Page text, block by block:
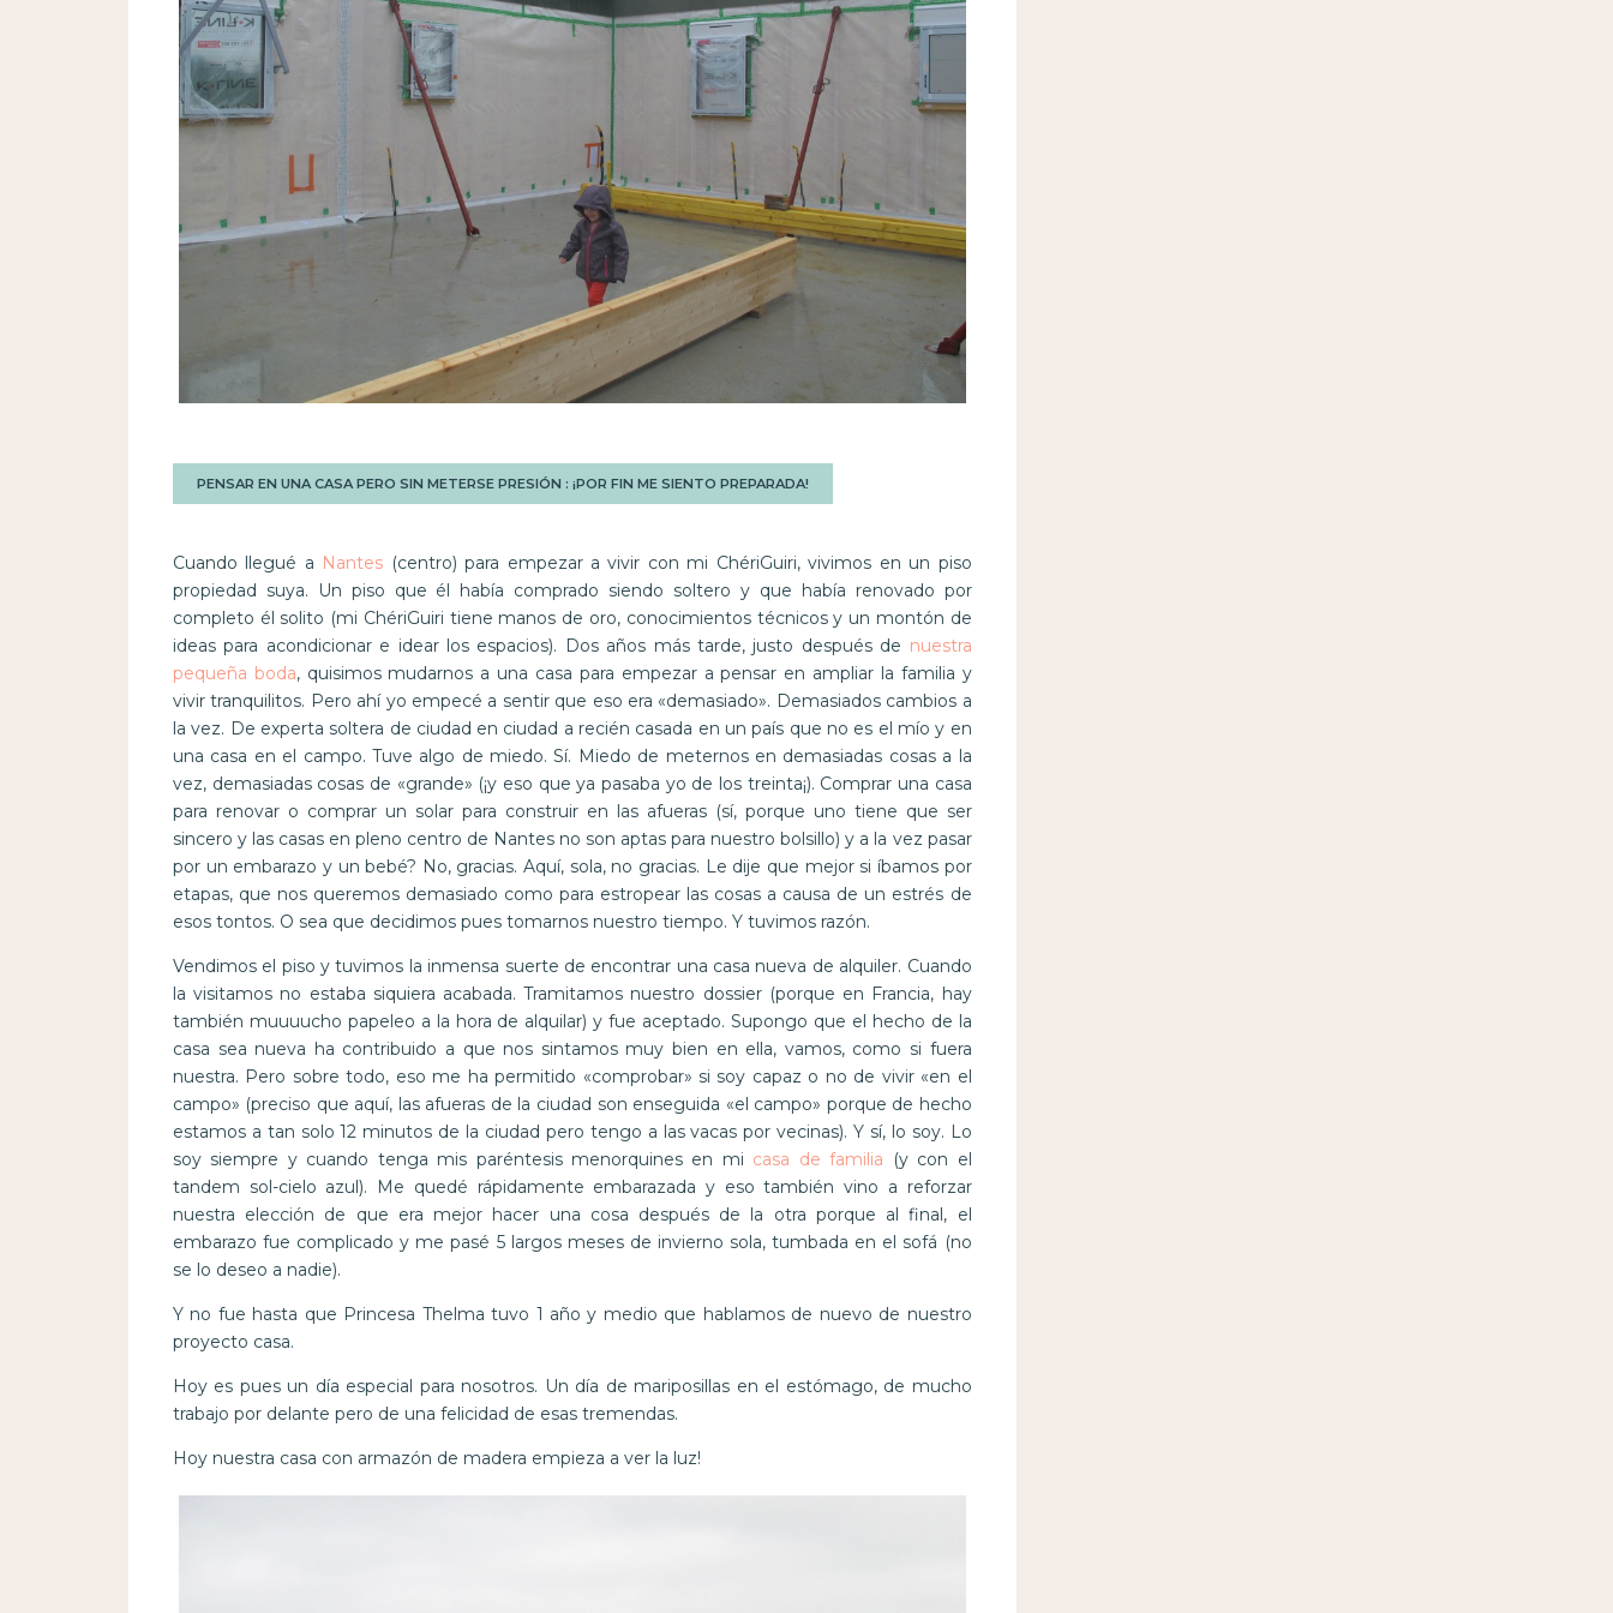
PENSAR EN UNA CASA PERO SIN METERSE PRESIÓN : ¡POR FIN ME SIENTO PREPARADA!
Cuando llegué a Nantes (centro) para empezar a vivir con mi ChériGuiri, vivimos en un piso
propiedad suya. Un piso que él había comprado siendo soltero y que había renovado por
completo él solito (mi ChériGuiri tiene manos de oro, conocimientos técnicos y un montón de
ideas para acondicionar e idear los espacios). Dos años más tarde, justo después de nuestra
pequeña boda, quisimos mudarnos a una casa para empezar a pensar en ampliar la familia y
vivir tranquilitos. Pero ahí yo empecé a sentir que eso era «demasiado». Demasiados cambios a
la vez. De experta soltera de ciudad en ciudad a recién casada en un país que no es el mío y en
una casa en el campo. Tuve algo de miedo. Sí. Miedo de meternos en demasiadas cosas a la
vez, demasiadas cosas de «grande» (¡y eso que ya pasaba yo de los treinta¡). Comprar una casa
para renovar o comprar un solar para construir en las afueras (sí, porque uno tiene que ser
sincero y las casas en pleno centro de Nantes no son aptas para nuestro bolsillo) y a la vez pasar
por un embarazo y un bebé? No, gracias. Aquí, sola, no gracias. Le dije que mejor si íbamos por
etapas, que nos queremos demasiado como para estropear las cosas a causa de un estrés de
esos tontos. O sea que decidimos pues tomarnos nuestro tiempo. Y tuvimos razón.
Vendimos el piso y tuvimos la inmensa suerte de encontrar una casa nueva de alquiler. Cuando
la visitamos no estaba siquiera acabada. Tramitamos nuestro dossier (porque en Francia, hay
también muuuucho papeleo a la hora de alquilar) y fue aceptado. Supongo que el hecho de la
casa sea nueva ha contribuido a que nos sintamos muy bien en ella, vamos, como si fuera
nuestra. Pero sobre todo, eso me ha permitido «comprobar» si soy capaz o no de vivir «en el
campo» (preciso que aquí, las afueras de la ciudad son enseguida «el campo» porque de hecho
estamos a tan solo 12 minutos de la ciudad pero tengo a las vacas por vecinas). Y sí, lo soy. Lo
soy siempre y cuando tenga mis paréntesis menorquines en mi casa de familia (y con el
tandem sol-cielo azul). Me quedé rápidamente embarazada y eso también vino a reforzar
nuestra elección de que era mejor hacer una cosa después de la otra porque al final, el
embarazo fue complicado y me pasé 5 largos meses de invierno sola, tumbada en el sofá (no
se lo deseo a nadie).
Y no fue hasta que Princesa Thelma tuvo 1 año y medio que hablamos de nuevo de nuestro
proyecto casa.
Hoy es pues un día especial para nosotros. Un día de mariposillas en el estómago, de mucho
trabajo por delante pero de una felicidad de esas tremendas.
Hoy nuestra casa con armazón de madera empieza a ver la luz!